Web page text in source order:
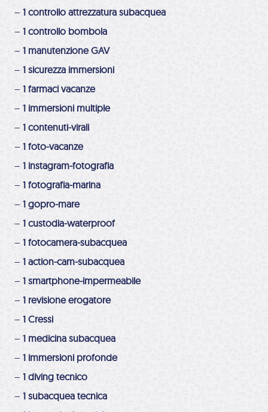
– 1 controllo attrezzatura subacquea
– 1 controllo bombola
– 1 manutenzione GAV
– 1 sicurezza immersioni
– 1 farmaci vacanze
– 1 immersioni multiple
– 1 contenuti-virali
– 1 foto-vacanze
– 1 instagram-fotografia
– 1 fotografia-marina
– 1 gopro-mare
– 1 custodia-waterproof
– 1 fotocamera-subacquea
– 1 action-cam-subacquea
– 1 smartphone-impermeabile
– 1 revisione erogatore
– 1 Cressi
– 1 medicina subacquea
– 1 immersioni profonde
– 1 diving tecnico
– 1 subacquea tecnica